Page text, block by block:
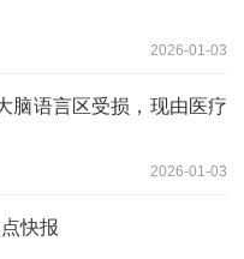
2026-01-03
脑语言区受损，现由医疗
2026-01-03
快报